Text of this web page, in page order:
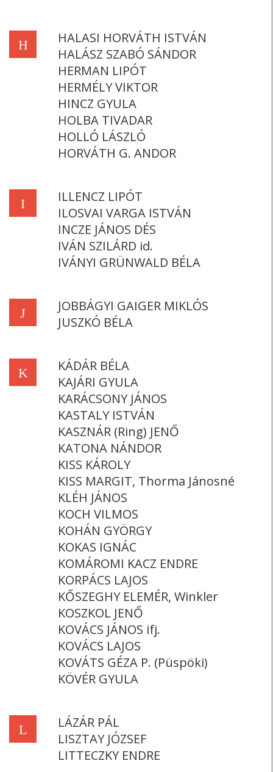
H
HALASI HORVÁTH ISTVÁN
HALÁSZ SZABÓ SÁNDOR
HERMAN LIPÓT
HERMÉLY VIKTOR
HINCZ GYULA
HOLBA TIVADAR
HOLLÓ LÁSZLÓ
HORVÁTH G. ANDOR
I
ILLENCZ LIPÓT
ILOSVAI VARGA ISTVÁN
INCZE JÁNOS DÉS
IVÁN SZILÁRD id.
IVÁNYI GRÜNWALD BÉLA
J
JOBBÁGYI GAIGER MIKLÓS
JUSZKÓ BÉLA
K
KÁDÁR BÉLA
KAJÁRI GYULA
KARÁCSONY JÁNOS
KASTALY ISTVÁN
KASZNÁR (Ring) JENŐ
KATONA NÁNDOR
KISS KÁROLY
KISS MARGIT, Thorma Jánosné
KLÉH JÁNOS
KOCH VILMOS
KOHÁN GYÖRGY
KOKAS IGNÁC
KOMÁROMI KACZ ENDRE
KORPÁCS LAJOS
KŐSZEGHY ELEMÉR, Winkler
KOSZKOL JENŐ
KOVÁCS JÁNOS ifj.
KOVÁCS LAJOS
KOVÁTS GÉZA P. (Püspöki)
KÖVÉR GYULA
L
LÁZÁR PÁL
LISZTAY JÓZSEF
LITTECZKY ENDRE